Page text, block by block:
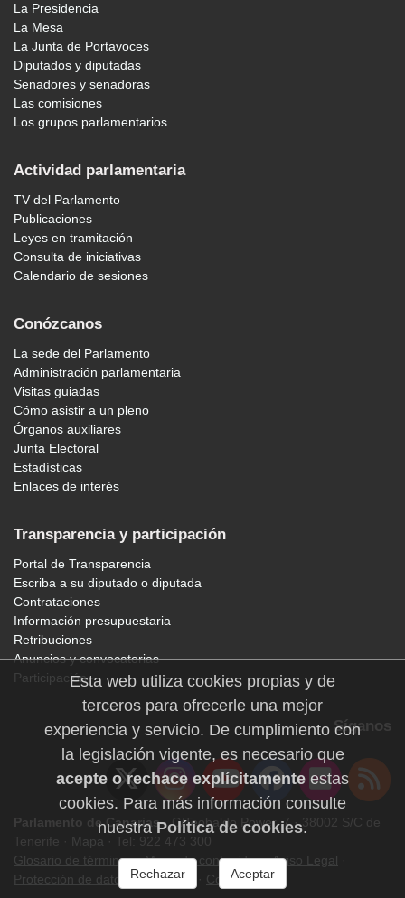
La Presidencia
La Mesa
La Junta de Portavoces
Diputados y diputadas
Senadores y senadoras
Las comisiones
Los grupos parlamentarios
Actividad parlamentaria
TV del Parlamento
Publicaciones
Leyes en tramitación
Consulta de iniciativas
Calendario de sesiones
Conózcanos
La sede del Parlamento
Administración parlamentaria
Visitas guiadas
Cómo asistir a un pleno
Órganos auxiliares
Junta Electoral
Estadísticas
Enlaces de interés
Transparencia y participación
Portal de Transparencia
Escriba a su diputado o diputada
Contrataciones
Información presupuestaria
Retribuciones
Anuncios y convocatorias
Participación
Síganos
Parlamento de Canarias· C/Teobaldo Power, 7 · 38002 S/C de
Tenerife · Mapa · Tel: 922 473 300
Glosario de términos·Mapa de contenidos·Aviso Legal ·
Protección de datos personales
· Cookies
Esta web utiliza cookies propias y de
terceros para ofrecerle una mejor
experiencia y servicio. De cumplimiento con
la legislación vigente, es necesario que
acepte o rechace explícitamente estas
cookies. Para más información consulte
nuestraPolítica de cookies.
Rechazar Aceptar